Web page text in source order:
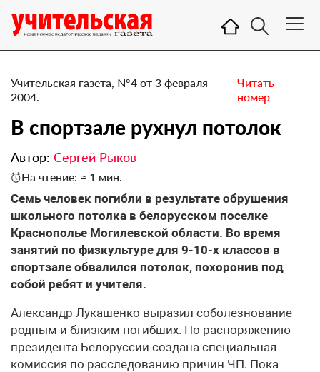
Учительская газета, №4 от 3 февраля
2004.
Читать
номер
В спортзале рухнул потолок
Автор: Сергей Рыков
На чтение: ≈ 1 мин.
Семь человек погибли в результате обрушения
школьного потолка в белорусском поселке
Краснополье Могилевской области. Во время
занятий по физкультуре для 9-10-х классов в
спортзале обвалился потолок, похоронив под
собой ребят и учителя.
Александр Лукашенко выразил соболезнование
родным и близким погибших. По распоряжению
президента Белоруссии создана специальная
комиссия по расследованию причин ЧП. Пока